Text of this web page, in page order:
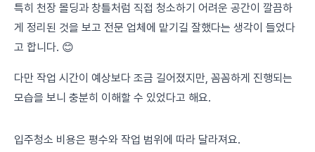
특히 천장 몰딩과 창틀처럼 직접 청소하기 어려운 공간이 깔끔하
게 정리된 것을 보고 전문 업체에 맡기길 잘했다는 생각이 들었다
고 합니다. 😊
다만 작업 시간이 예상보다 조금 길어졌지만, 꼼꼼하게 진행되는
모습을 보니 충분히 이해할 수 있었다고 해요.
입주청소 비용은 평수와 작업 범위에 따라 달라져요.